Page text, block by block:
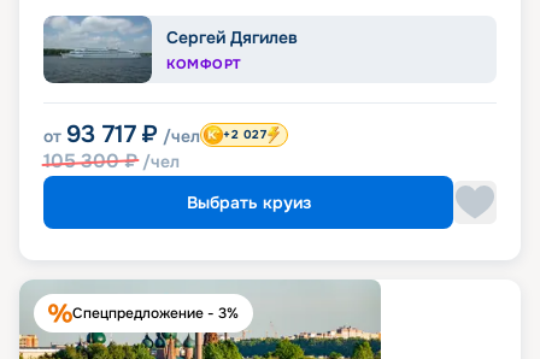
Сергей Дягилев
КОМФОРТ
от 93 717 ₽ /чел
105 300₽ /чел
+2 027
Выбрать круиз
Спецпредложение - 3%